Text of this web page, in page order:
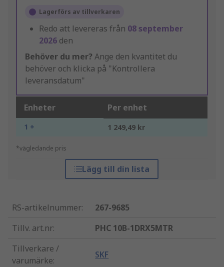
Lagerförs av tillverkaren
Redo att levereras från 08 september
2026 den
Behöver du mer? Ange den kvantitet du
behöver och klicka på "Kontrollera
leveransdatum"
Enheter Per enhet
1 + 1 249,49 kr
*vägledande pris
Lägg till din lista
RS-artikelnummer:
267-9685
Tillv. art.nr:
PHC 10B-1DRX5MTR
Tillverkare /
varumärke:
SKF